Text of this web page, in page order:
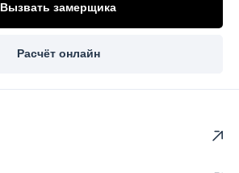
Вызвать замерщика
Расчёт онлайн